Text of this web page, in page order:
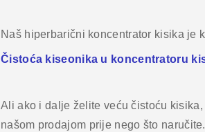
Naš hiperbarični koncentrator kisika je
Čistoća kiseonika u koncentratoru
Ali ako i dalje želite veću čistoću
našom prodajom prije nego što naručite.